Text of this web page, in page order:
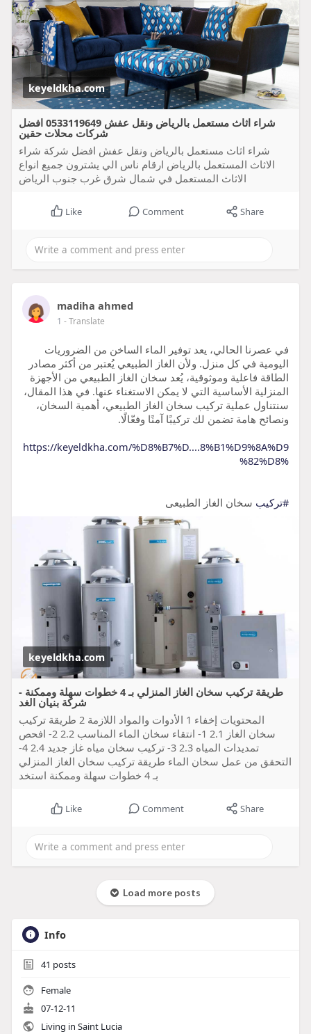
keyeldkha.com
شراء اثاث مستعمل بالرياض ونقل عفش 0533119649 افضل
شركات محلات حقين
شراء اثاث مستعمل بالرياض ونقل عفش افضل شركة شراء
الاثاث المستعمل بالرياض ارقام ناس الي يشترون جميع انواع
الاثاث المستعمل في شمال شرق غرب جنوب الرياض
Like Comment Share
madiha ahmed
1 - Translate
في عصرنا الحالي، يعد توفير الماء الساخن من الضروريات
اليومية في كل منزل. ولأن الغاز الطبيعي يُعتبر من أكثر مصادر
الطاقة فاعلية وموثوقية، يُعد سخان الغاز الطبيعي من الأجهزة
المنزلية الأساسية التي لا يمكن الاستغناء عنها. في هذا المقال،
سنتناول عملية تركيب سخان الغاز الطبيعي، أهمية السخان،
ونصائح هامة تضمن لك تركيبًا آمنًا وفعّالًا.
https://keyeldkha.com/%D8%B7%D....8%B1%D9%8A%D9
%82%D8%
#تركيب سخان الغاز الطبيعى
keyeldkha.com
طريقة تركيب سخان الغاز المنزلي بـ 4 خطوات سهلة وممكنة -
شركة بنيان الغد
المحتويات إخفاء 1 الأدوات والمواد اللازمة 2 طريقة تركيب
سخان الغاز 2.1 1- انتقاء سخان الماء المناسب 2.2 2- افحص
تمديدات المياه 2.3 3- تركيب سخان مياه غاز جديد 2.4 4-
التحقق من عمل سخان الماء طريقة تركيب سخان الغاز المنزلي
بـ 4 خطوات سهلة وممكنة استخد
Like Comment Share
Load more posts
Info
41 posts
Female
07-12-11
Living in Saint Lucia